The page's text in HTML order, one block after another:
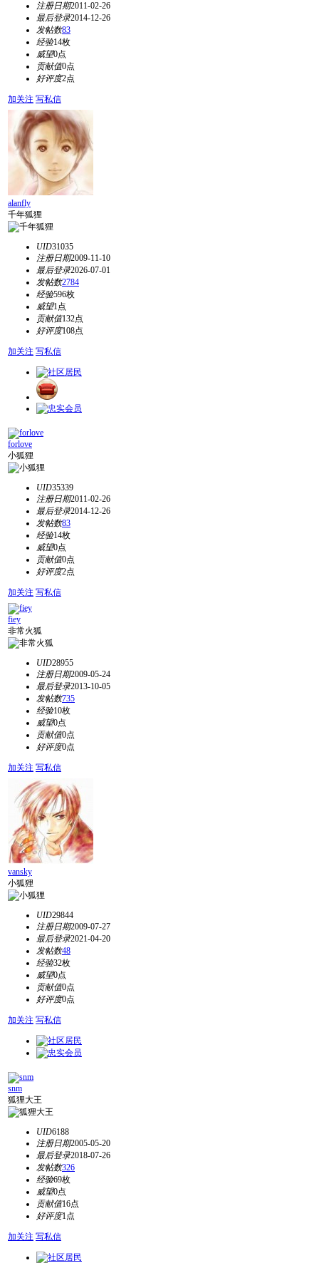
注册日期2011-02-26
最后登录2014-12-26
发帖数83
经验14枚
威望0点
贡献值0点
好评度2点
加关注 写私信
alanfly
千年狐狸
UID31035
注册日期2009-11-10
最后登录2026-07-01
发帖数2784
经验596枚
威望1点
贡献值132点
好评度108点
加关注 写私信
forlove
小狐狸
UID35339
注册日期2011-02-26
最后登录2014-12-26
发帖数83
经验14枚
威望0点
贡献值0点
好评度2点
加关注 写私信
fiey
非常火狐
UID28955
注册日期2009-05-24
最后登录2013-10-05
发帖数735
经验10枚
威望0点
贡献值0点
好评度0点
加关注 写私信
vansky
小狐狸
UID29844
注册日期2009-07-27
最后登录2021-04-20
发帖数48
经验32枚
威望0点
贡献值0点
好评度0点
加关注 写私信
snm
狐狸大王
UID6188
注册日期2005-05-20
最后登录2018-07-26
发帖数326
经验69枚
威望0点
贡献值16点
好评度1点
加关注 写私信